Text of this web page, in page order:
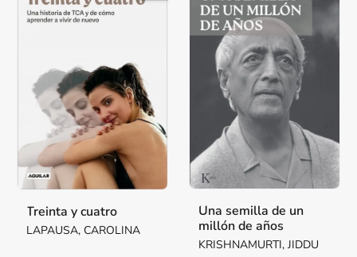
Treinta y cuatro
LAPAUSA, CAROLINA
Una semilla de un
millón de años
KRISHNAMURTI, JIDDU